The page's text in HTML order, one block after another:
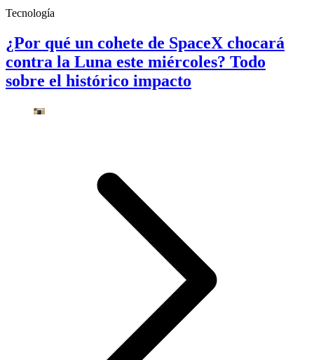
Tecnología
¿Por qué un cohete de SpaceX chocará
contra la Luna este miércoles? Todo
sobre el histórico impacto